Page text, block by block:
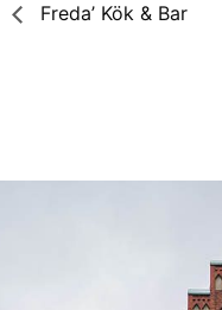
Freda’ Kök & Bar